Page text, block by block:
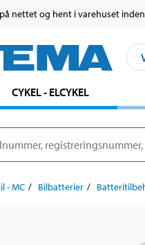
nettet og hent i varehuset
CYKEL - ELCYKEL
- MC Bilbatterier